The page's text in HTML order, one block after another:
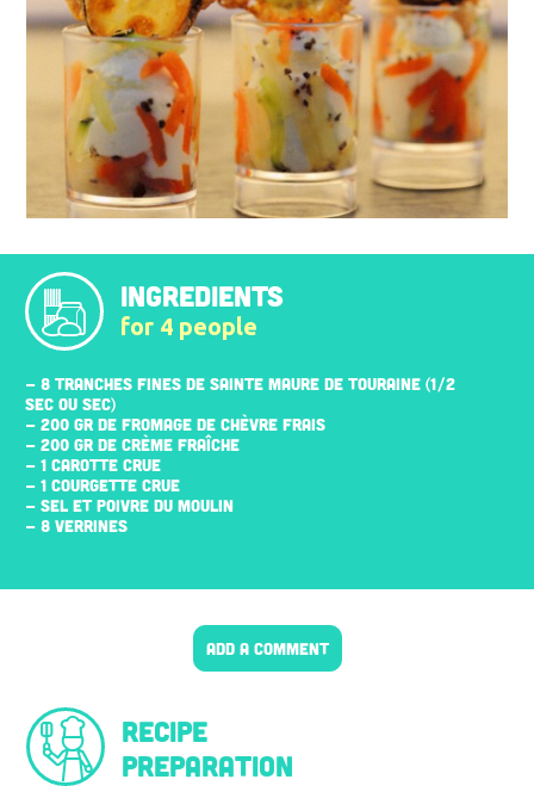
INGREDIENTS
for 4 people
- 8 TRANCHES FINES DE SAINTE MAURE DE TOURAINE (1/2
SEC OU SEC)
- 200 GR DE FROMAGE DE CHÈVRE FRAIS
- 200 GR DE CRÈME FRAÎCHE
- 1 CAROTTE CRUE
- 1 COURGETTE CRUE
- SEL ET POIVRE DU MOULIN
- 8 VERRINES
ADD A COMMENT
Recipe
preparation